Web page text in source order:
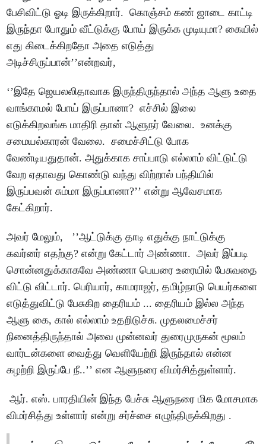
பேசிவிட்டு ஓடி இருக்கிறார். கொஞ்சம் கண் ஜாடை காட்டி
இருந்தா போதும் வீட்டுக்கு போய் இருக்க முடியுமா? கையில்
எது கிடைக்கிறதோ அதை எடுத்து
அடிச்சிருப்பான்’’என்றவர்,
‘’இதே ஜெயலலிதாவாக இருந்திருந்தால் அந்த ஆளு உதை
வாங்காமல் போய் இருப்பானா? எச்சில் இலை
எடுக்கிறவங்க மாதிரி தான் ஆளுநர் வேலை. உனக்கு
சமையல்காரன் வேலை. சமைச்சிட்டு போக
வேண்டியதுதான். அதுக்காக சாப்பாடு எல்லாம் விட்டுட்டு
வேற ஏதாவது கொண்டு வந்து விற்றால் பந்தியில்
இருப்பவன் சும்மா இருப்பானா?’’ என்று ஆவேசமாக
கேட்கிறார்.
அவர் மேலும், ’’ஆட்டுக்கு தாடி எதுக்கு நாட்டுக்கு
கவர்னர் எதற்கு? என்று கேட்டார் அண்ணா. அவர் இப்படி
சொன்னதுக்காகவே அண்ணா பெயரை உரையில் பேசுவதை
விட்டு விட்டார். பெரியார், காமராஜர், தமிழ்நாடு பெயர்களை
எடுத்துவிட்டு பேசுகிற தைரியம் ... தைரியம் இல்ல அந்த
ஆளு கை, கால் எல்லாம் உதறிடுச்சு. முதலமைச்சர்
நினைத்திருந்தால் அவை முன்னவர் துரைமுருகன் மூலம்
வார்டன்களை வைத்து வெளியேற்றி இருந்தால் என்ன
கழற்றி இருப்பே நீ..’’ என ஆளுநரை விமர்சித்துள்ளார்.
ஆர். எஸ். பாரதியின் இந்த பேச்சு ஆளுநரை மிக மோசமாக
விமர்சித்து உள்ளார் என்று சர்ச்சை எழுந்திருக்கிறது .